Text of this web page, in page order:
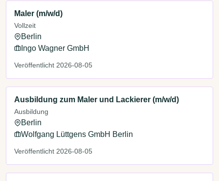
Maler (m/w/d)
Vollzeit
Berlin
Ingo Wagner GmbH
Veröffentlicht 2026-08-05
Ausbildung zum Maler und Lackierer (m/w/d)
Ausbildung
Berlin
Wolfgang Lüttgens GmbH Berlin
Veröffentlicht 2026-08-05